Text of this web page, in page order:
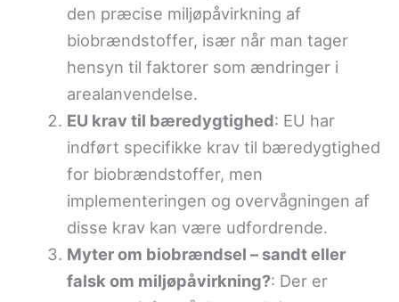
den præcise miljøpåvirkning af
biobrændstoffer, især når man tager
hensyn til faktorer som ændringer i
arealanvendelse.
EU krav til bæredygtighed: EU har
indført specifikke krav til bæredygtighed
for biobrændstoffer, men
implementeringen og overvågningen af
disse krav kan være udfordrende.
Myter om biobrændsel – sandt eller
falsk om miljøpåvirkning?: Der er